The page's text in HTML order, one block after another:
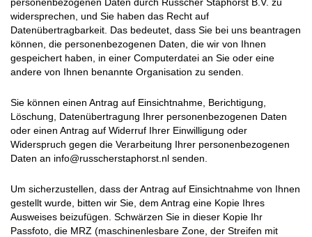
widersprechen, und Sie haben das Recht auf
Datenübertragbarkeit. Das bedeutet, dass Sie bei uns beantragen
können, die personenbezogenen Daten, die wir von Ihnen
gespeichert haben, in einer Computerdatei an Sie oder eine
andere von Ihnen benannte Organisation zu senden.
Sie können einen Antrag auf Einsichtnahme, Berichtigung,
Löschung, Datenübertragung Ihrer personenbezogenen Daten
oder einen Antrag auf Widerruf Ihrer Einwilligung oder
Widerspruch gegen die Verarbeitung Ihrer personenbezogenen
Daten an info@russcherstaphorst.nl senden.
Um sicherzustellen, dass der Antrag auf Einsichtnahme von Ihnen
gestellt wurde, bitten wir Sie, dem Antrag eine Kopie Ihres
Ausweises beizufügen. Schwärzen Sie in dieser Kopie Ihr
Passfoto, die MRZ (maschinenlesbare Zone, der Streifen mit